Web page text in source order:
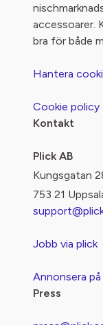
accessoarer.
bra för både
Hantera
Cookie policy
Kontakt
Plick AB
Kungsgatan
753 21
Jobb via plick
Annonsera på
Press